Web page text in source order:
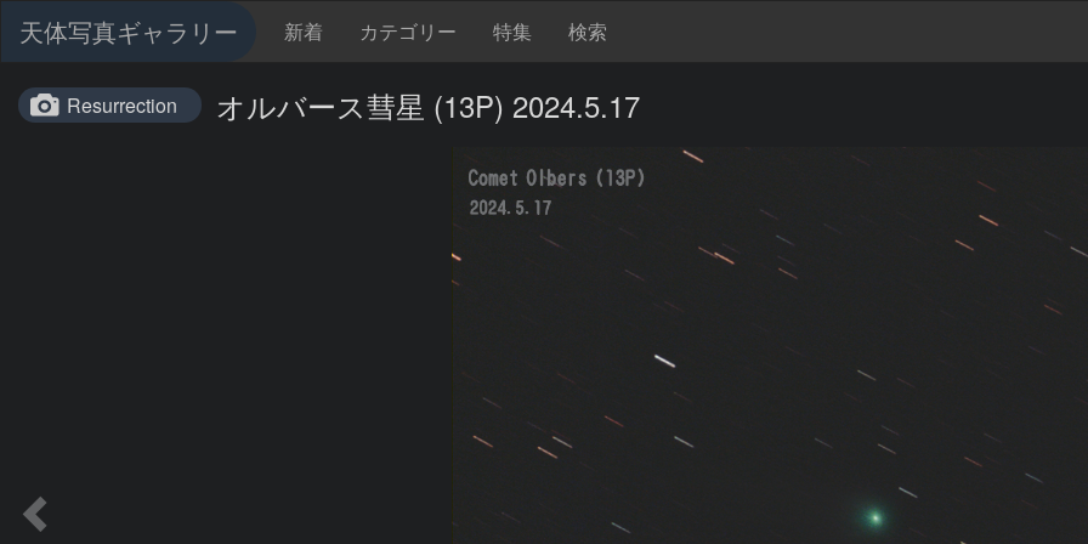
天体写真ギャラリー 新着 カテゴリー 特集 検索
Resurrection オルバース彗星 (13P) 2024.5.17